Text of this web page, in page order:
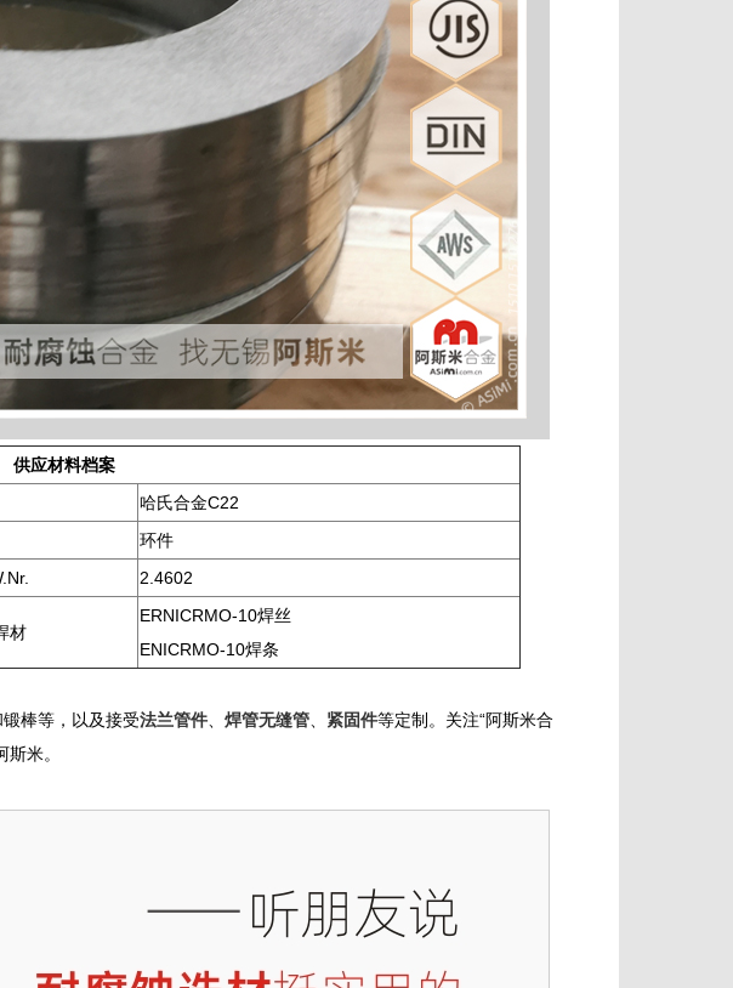
供应材料档案
哈氏合金C22
环件
2.4602
材
ERNICRMO-10焊丝
ENICRMO-10焊条
棒等，以及接受法兰管件 、焊管无缝管 紧固件等定制。关注“阿斯米合
米。